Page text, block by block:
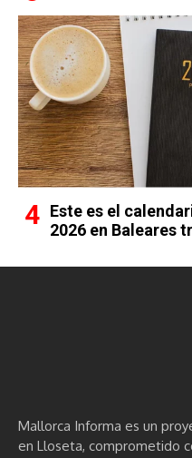
Este es el
2026 en Baleares
Mallorca Informa es un
en Lloseta, comprometido